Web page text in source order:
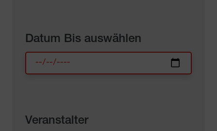
Datum Bis auswählen
Veranstalter